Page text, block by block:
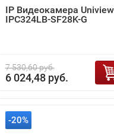
IP Видеокамера Uniview
IPC324LB-SF28K-G
7 530,60 руб.
6 024,48 руб.
-20%